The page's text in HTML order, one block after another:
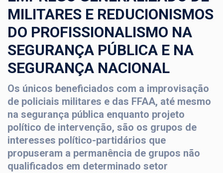
MILITARES E REDUCIONISMOS
DO PROFISSIONALISMO NA
SEGURANÇA PÚBLICA E NA
SEGURANÇA NACIONAL
Os únicos beneficiados com a improvisação
de policiais militares e das FFAA, até mesmo
na segurança pública enquanto projeto
político de intervenção, são os grupos de
interesses político-partidários que
propuseram a permanência de grupos não
qualificados em determinado setor